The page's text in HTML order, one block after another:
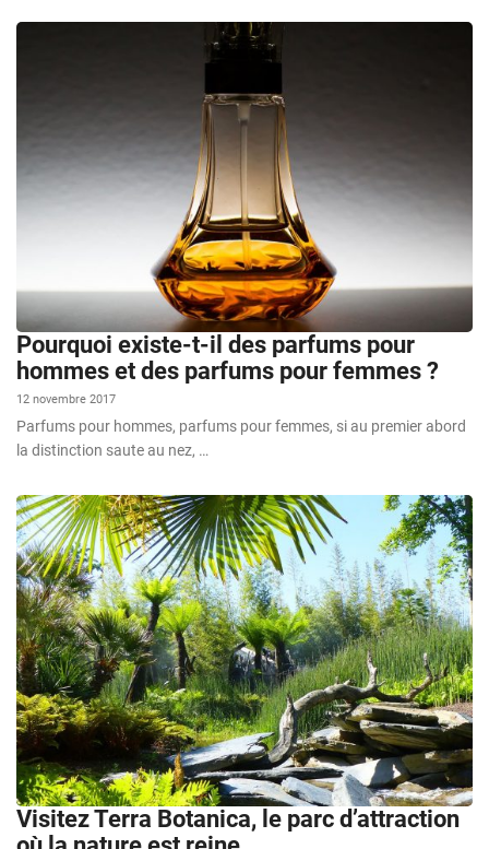
Pourquoi existe-t-il des parfums pour
hommes et des parfums pour femmes ?
12 novembre 2017
Parfums pour hommes, parfums pour femmes, si au premier abord
la distinction saute au nez, …
Visitez Terra Botanica, le parc d’attraction